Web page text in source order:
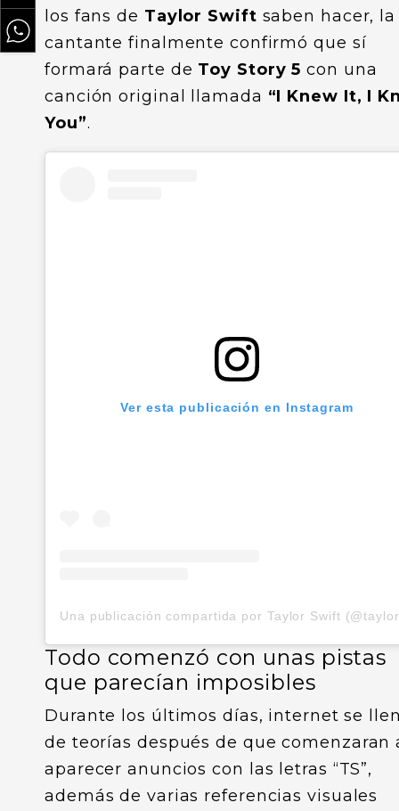
los fans de Taylor Swift saben hacer, la
cantante finalmente confirmó que sí
formará parte de Toy Story 5 con una
canción original llamada “I Knew It, I
You”.
Ver esta publicación en Instagram
Todo comenzó con unas pistas
que parecían imposibles
Durante los últimos días, internet se
de teorías después de que comenzaran
aparecer anuncios con las letras “TS”,
además de varias referencias visuales